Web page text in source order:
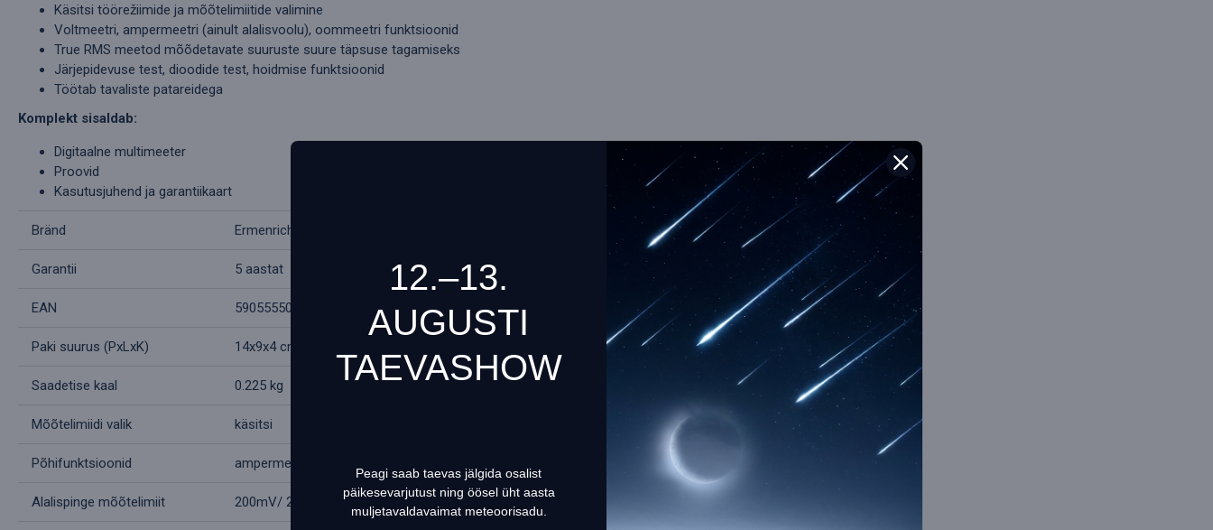
This website uses cookies to ensure you get the best experience on our website
Käsitsi töörežiimide ja mõõtelimiitide valimine
Voltmeetri, ampermeetri (ainult alalisvoolu), oommeetri funktsioonid
True RMS meetod mõõdetavate suuruste suure täpsuse tagamiseks
Järjepidevuse test, dioodide test, hoidmise funktsioonid
Töötab tavaliste patareidega
Komplekt sisaldab:
Digitaalne multimeeter
Proovid
Kasutusjuhend ja garantiikaart
Bränd Ermenrich
Garantii 5 aastat
EAN 5905555027401
Paki suurus (PxLxK) 14x9x4 cm
Saadetise kaal 0.225 kg
Mõõtelimiidi valik käsitsi
Põhifunktsioonid ampermeeter, oommeeter, voltmeeter
Alalispinge mõõtelimiit 200mV/ 2V/ 20V/ 200V/ 600V: viga ±(1.0%+5)
12.–13.
AUGUSTI
TAEVASHOW
Peagi saab taevas jälgida osalist
päikesevarjutust ning öösel üht aasta
muljetavaldavaimat meteoorisadu.